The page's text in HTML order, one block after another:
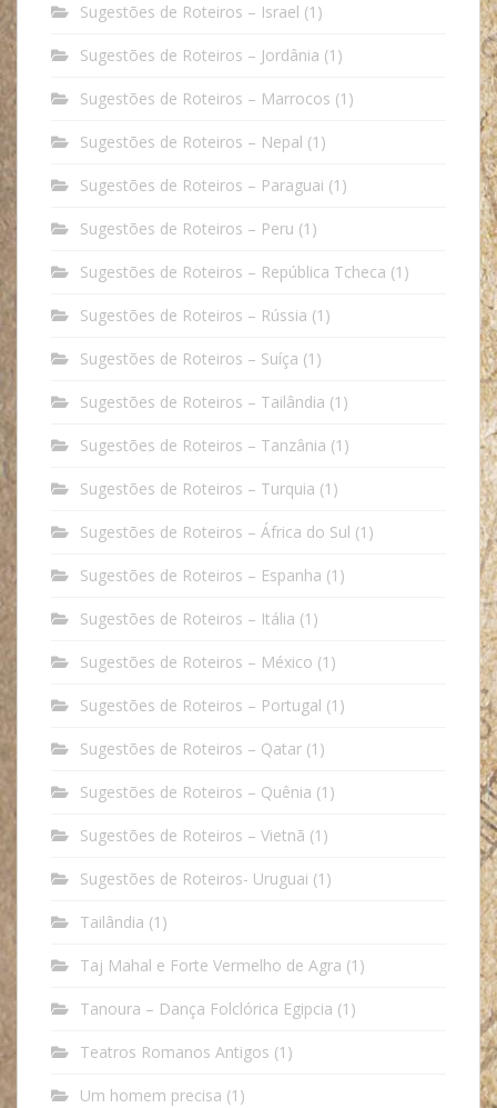
Sugestões de Roteiros – Israel (1)
Sugestões de Roteiros – Jordânia (1)
Sugestões de Roteiros – Marrocos (1)
Sugestões de Roteiros – Nepal (1)
Sugestões de Roteiros – Paraguai (1)
Sugestões de Roteiros – Peru (1)
Sugestões de Roteiros – República Tcheca (1)
Sugestões de Roteiros – Rússia (1)
Sugestões de Roteiros – Suíça (1)
Sugestões de Roteiros – Tailândia (1)
Sugestões de Roteiros – Tanzânia (1)
Sugestões de Roteiros – Turquia (1)
Sugestões de Roteiros – África do Sul (1)
Sugestões de Roteiros – Espanha (1)
Sugestões de Roteiros – Itália (1)
Sugestões de Roteiros – México (1)
Sugestões de Roteiros – Portugal (1)
Sugestões de Roteiros – Qatar (1)
Sugestões de Roteiros – Quênia (1)
Sugestões de Roteiros – Vietnã (1)
Sugestões de Roteiros- Uruguai (1)
Tailândia (1)
Taj Mahal e Forte Vermelho de Agra (1)
Tanoura – Dança Folclórica Egipcia (1)
Teatros Romanos Antigos (1)
Um homem precisa (1)